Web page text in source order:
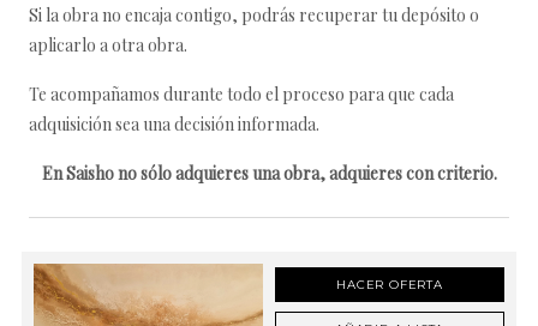
Si la obra no encaja contigo, podrás recuperar tu depósito o
aplicarlo a otra obra.
Te acompañamos durante todo el proceso para que cada
adquisición sea una decisión informada.
En Saisho no sólo adquieres una obra, adquieres con criterio.
HACER OFERTA